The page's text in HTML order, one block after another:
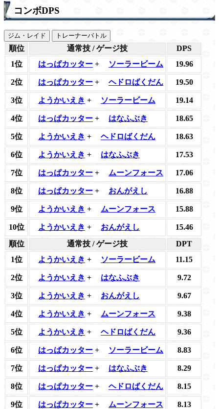
コンボDPS
ジム・レイド トレーナーバトル
順位 通常技 / ゲージ技
DPS
1位
はっぱカッター + ソーラービーム 19.96
2位 はっぱカッター + ヘドロばくだん 19.50
3位 ようかいえき + ソーラービーム 19.14
4位 はっぱカッター + はなふぶき 18.65
5位 ようかいえき + ヘドロばくだん 18.63
6位 ようかいえき + はなふぶき 17.53
7位 はっぱカッター + ムーンフォース 17.06
8位 はっぱカッター + おんがえし 16.88
9位 ようかいえき + ムーンフォース 15.88
10位 ようかいえき + おんがえし
15.46
順位
通常技 / ゲージ技
DPT
1位
ようかいえき + ソーラービーム 11.15
2位 ようかいえき + はなふぶき 9.72
3位 ようかいえき + おんがえし 9.67
4位 ようかいえき + ムーンフォース 9.38
5位 ようかいえき + ヘドロばくだん 9.36
6位 はっぱカッター + ソーラービーム 8.83
7位 はっぱカッター + はなふぶき 8.29
8位 はっぱカッター + ヘドロばくだん 8.15
9位 はっぱカッター + ムーンフォース 8.13